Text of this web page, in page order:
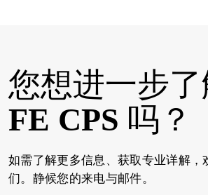
您想进一步
FE CPS 吗？
如需了解更多信息、获取专业详解，
们。静候您的来电与邮件。